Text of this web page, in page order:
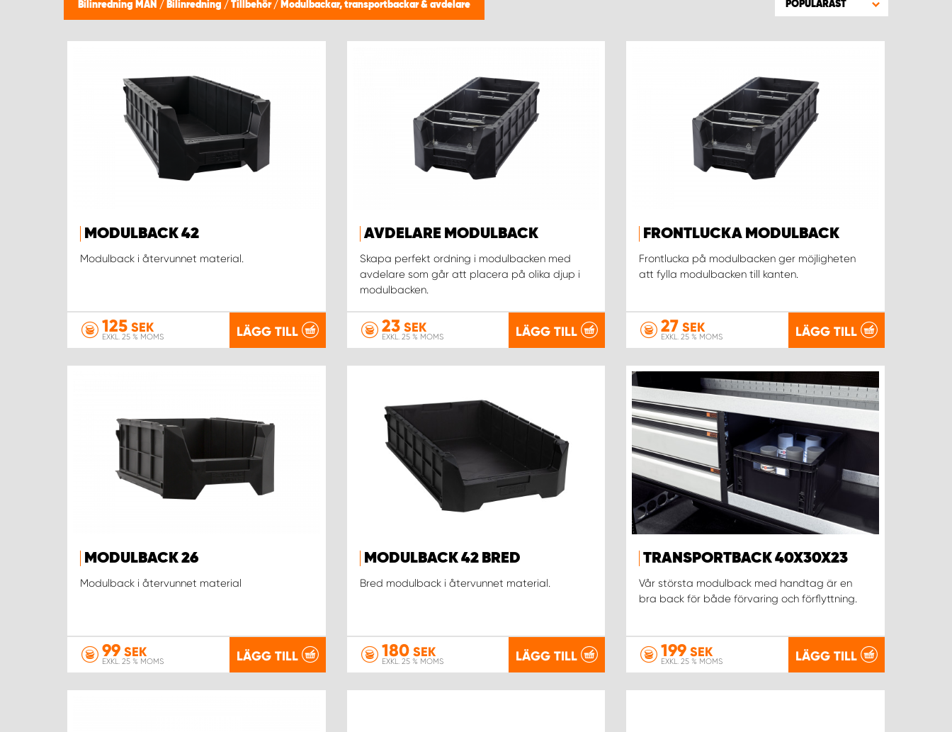
Bilinredning MAN / Bilinredning / Tillbehör / Modulbackar, transportbackar & avdelare POPULÄRAST
MODULBACK 42
Modulback i återvunnet material.
125 SEK
EXKL. 25 % MOMS LÄGG TILL
AVDELARE MODULBACK
Skapa perfekt ordning i modulbacken med
avdelare som går att placera på olika djup i
modulbacken.
23SEK
EXKL. 25 % MOMS LÄGG TILL
FRONTLUCKA MODULBACK
Frontlucka på modulbacken ger möjligheten
att fylla modulbacken till kanten.
27 SEK
EXKL. 25 % MOMS LÄGG TILL
MODULBACK 26
Modulback i återvunnet material
99 SEK
EXKL. 25 % MOMS LÄGG TILL
MODULBACK 42 BRED
Bred modulback i återvunnet material.
180SEK
EXKL. 25 % MOMS LÄGG TILL
TRANSPORTBACK 40X30X23
Vår största modulback med handtag är en
bra back för både förvaring och förflyttning.
199 SEK
EXKL. 25 % MOMS LÄGG TILL